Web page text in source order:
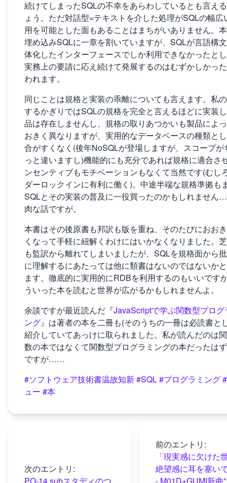
続けてしまったSQLの不幸をあらわしているとも言え
ょう。ただ対話型=テキストを介した処理がSQLの幅広
用を可能とした面もあることはまちがいありません。
埋め込みSQLに一章を割いていますが、SQLが言語構
体化したインターフェースでしか利用できなかったと
実務上の要請に応え続けて発展するのはむずかしかっ
われます。
同じことは規格と実装の乖離についても言えます。私
するかぎりではSQLの規格を完全と言えるほどに実装
品は存在しませんし、規格の取りあつかいも製品によ
おきく異なりますが、実用的なデータベースの種類と
合がすくなく(後年NoSQLが登場しますが、スコープが
っと違いますし)機能的にも充分であれば規格に適合さ
ンセンティブもモチベーションもなくて当然です(むし
ダーロックインに有利に働く)。中途半端な規格準拠も
SQLとその実装の普及に一役買ったのかもしれませ
肉な話ですが。
本書はその後原書も邦訳も版を重ね、そのたびにおお
くなって手軽に紐解くわけにはいかなくなりました。
も監訳から離れてしまいましたが、SQLを規格面から
に理解するにあたっては他に類書はないのではないか
ます。徹底的に実用的にRDBを利用するのもいいです
ういった本を読むと世界が広がるかもしれませんよ。
余談ですが最近読んだ『JavaScriptで学ぶ関数型プログ
ング』は著者の本を二冊も(そのうちの一冊は必読書と
紹介していてあっけに取られました。私が読んだのは
数の本ではなくて関数型プログラミングの本だったは
ですが……
#ソフトウェア技術書温故知新#SQL#プログラミング
ュー #本
次のエントリ:
前のエントリ:
「現実感に欠けた
絶望感に耳を塞い